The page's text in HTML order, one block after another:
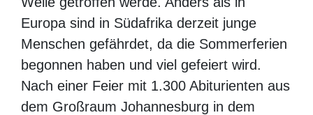
Europa sind in Südafrika derzeit junge
Menschen gefährdet, da die Sommerferien
begonnen haben und viel gefeiert wird.
Nach einer Feier mit 1.300 Abiturienten aus
dem Großraum Johannesburg in dem